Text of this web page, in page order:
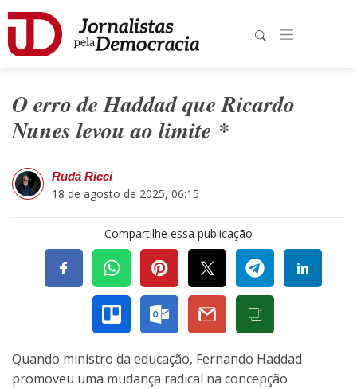
O erro de Haddad que Ricardo
Nunes levou ao limite *
Rudá Ricci
18 de agosto de 2025, 06:15
Compartilhe essa publicação
Quando ministro da educação, Fernando Haddad
promoveu uma mudança radical na concepção